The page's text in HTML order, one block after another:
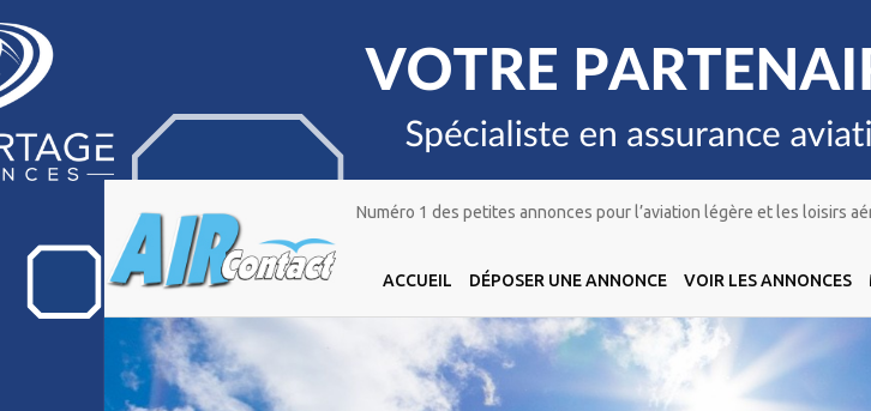
Numéro 1 des petites annonces pour l’aviation légère et les loisirs
ACCUEIL DÉPOSER UNE ANNONCE VOIR LES ANNONCES